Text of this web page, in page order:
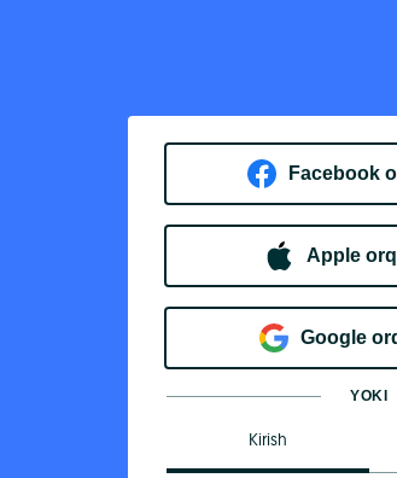
Facebook
Apple
Goo​g​le
YOKI
Kirish